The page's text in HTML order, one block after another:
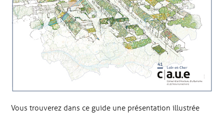
Vous trouverez dans ce guide une présentation illustrée